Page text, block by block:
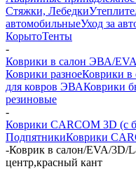
Стяжки, Лебедки
автомобильныеУход за
КорытоТенты
-
Коврики в салон ЭВА/EVA
Коврики разноеКоврики
для ковров ЭВАКоврики
резиновые
-
Коврики CARCOM 3D (с
ПодпятникиКоврики
-Коврик в салон/EVA/3D/
центр,красный кант